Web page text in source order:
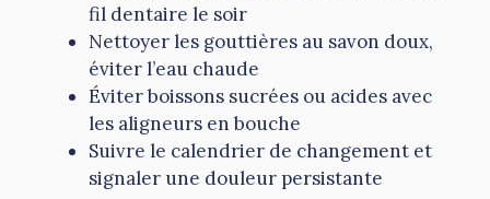
fil dentaire le soir
Nettoyer les gouttières au savon doux,
éviter l’eau chaude
Éviter boissons sucrées ou acides avec
les aligneurs en bouche
Suivre le calendrier de changement et
signaler une douleur persistante